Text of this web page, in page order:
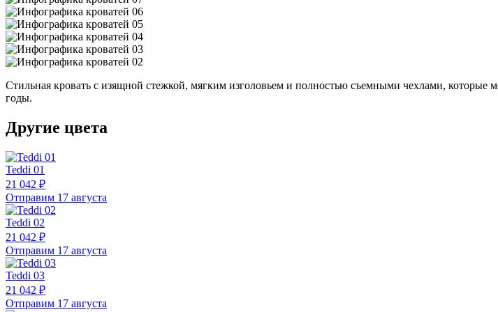
Стильная кровать с изящной стежкой, мягким изголовьем и полностью съемными чехлами,
годы.
Другие цвета
Teddi 01
21 042 ₽
Отправим 17 августа
Teddi 02
21 042 ₽
Отправим 17 августа
Teddi 03
21 042 ₽
Отправим 17 августа